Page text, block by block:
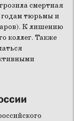
смертная
годам тюрьмы и
К лишению
коллег. Также